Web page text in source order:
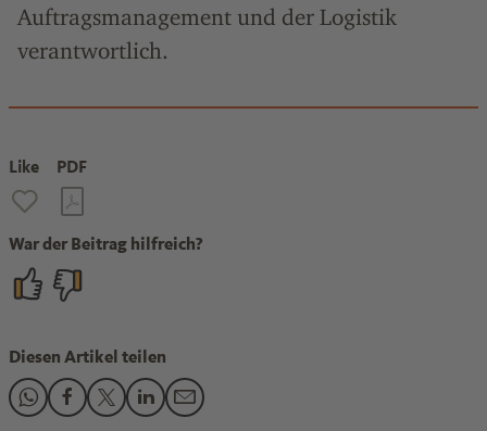
Auftragsmanagement und der Logistik
verantwortlich.
Like PDF
War der Beitrag hilfreich?
Diesen Artikel teilen
Den Beitrag "Nachhaltigkeit in der Chemieindustrie:
Den Beitrag "Nachhaltigkeit in der Chemieindustrie:
Den Beitrag "Nachhaltigkeit in der
Den Beitrag "Nachhaltigkeit in der
Den Beitrag "Nachhaltigkeit in der